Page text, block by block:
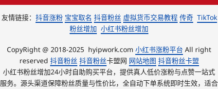
友情链接： 抖音涨粉 宝宝取名 抖音粉丝 虚拟货币交易教程 传奇 TikTok
粉丝增加 小红书粉丝增加
CopyRight @ 2018-2025 hyipwork.com 小红书涨粉平台 All right
reserved 抖音粉丝 抖音粉丝卡盟网 网站地图 抖音粉丝卡盟
小红书粉丝增加24小时自助购买平台，提供真人低价涨粉与点赞一站式
服务。源头渠道保障粉丝质量与性价比，全自动下单系统即时生效，适合